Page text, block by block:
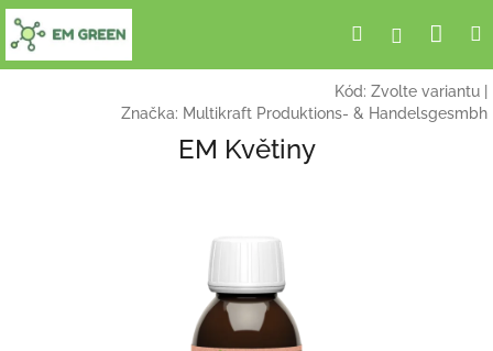
Přejít
obsah
HledatPřihlášení
Kód: Zvolte variantu
Značka: Multikraft Produktions- & Handelsgesmbh
EM Květiny